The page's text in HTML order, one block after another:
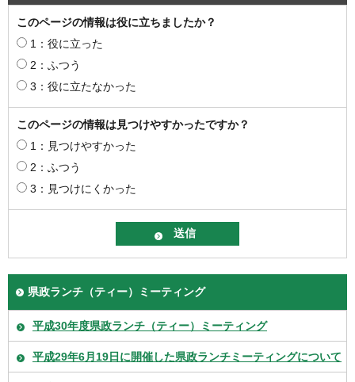
このページの情報は役に立ちましたか？
1：役に立った
2：ふつう
3：役に立たなかった
このページの情報は見つけやすかったですか？
1：見つけやすかった
2：ふつう
3：見つけにくかった
県政ランチ（ティー）ミーティング
平成30年度県政ランチ（ティー）ミーティング
平成29年6月19日に開催した県政ランチミーティングについて